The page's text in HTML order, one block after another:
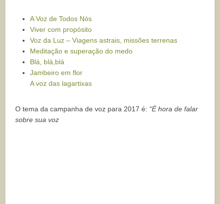
A Voz de Todos Nós
Viver com propósito
Voz da Luz – Viagens astrais, missões terrenas
Meditação e superação do medo
Blá, blá,blá
Jambeiro em flor
A voz das lagartixas
O tema da campanha de voz para 2017 é: “É hora de falar
sobre sua voz